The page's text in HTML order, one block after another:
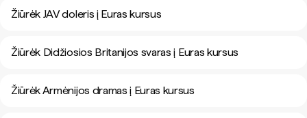
Žiūrėk JAV doleris į Euras kursus
Žiūrėk Didžiosios Britanijos svaras į Euras kursus
Žiūrėk Armėnijos dramas į Euras kursus